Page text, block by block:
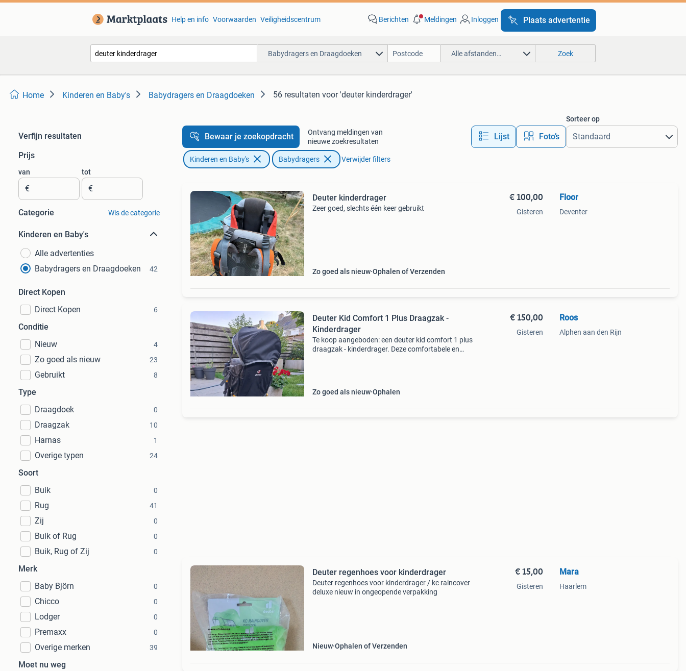
Help en info Voorwaarden Veiligheidscentrum Berichten Meldingen Inloggen Plaats advertentie
Babydragers en Draagdoeken Alle afstanden… Zoek
Home Kinderen en Baby's Babydragers en Draagdoeken 56 resultaten voor 'deuter kinderdrager'
Verfijn resultaten
Prijs
van
€
tot
€
Categorie Wis de categorie
Kinderen en Baby's
Alle advertenties
Babydragers en Draagdoeken
42
Direct Kopen
Direct Kopen
6
Conditie
Nieuw
4
Zo goed als nieuw 23
Gebruikt 8
Type
Draagdoek
0
Draagzak 10
Harnas 1
Overige typen 24
Soort
Buik
0
Rug 41
Zij 0
Buik of Rug 0
Buik, Rug of Zij 0
Merk
Baby Björn
0
Chicco 0
Lodger 0
Premaxx 0
Overige merken 39
Moet nu weg
Bewaar je zoekopdracht
Ontvang meldingen van
nieuwe zoekresultaten
Lijst Foto’s
Sorteer op
Kinderen en Baby's Babydragers Verwijder filters
Deuter kinderdrager
Zeer goed, slechts één keer gebruikt
Zo goed als nieuw Ophalen of Verzenden
€ 100,00
Gisteren
Floor
Deventer
Deuter Kid Comfort 1 Plus Draagzak -
Kinderdrager
Te koop aangeboden: een deuter kid comfort 1 plus
draagzak - kinderdrager. Deze comfortabele en
Zo goed als nieuw Ophalen
€ 150,00
Gisteren
Roos
Alphen aan den Rijn
Deuter regenhoes voor kinderdrager
Deuter regenhoes voor kinderdrager / kc raincover
deluxe nieuw in ongeopende verpakking
Nieuw Ophalen of Verzenden
€ 15,00
Gisteren
Mara
Haarlem